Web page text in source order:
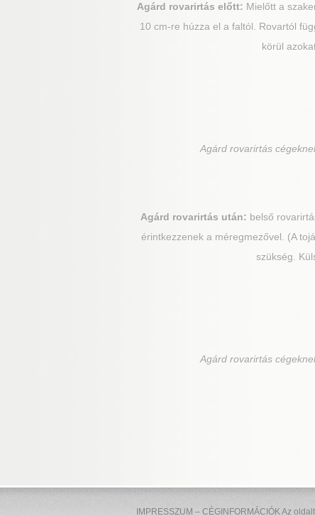
Agárd rovarirtás előtt: Mielőtt a
10 cm-re húzza el a faltól. Rovartól
körül
Agárdrovarirtás
Agárd rovarirtás után: belső
érintkezzenek a méregmezővel. (A
szükség.
Agárdrovarirtás
IMPRESSZUM – CÉGINFORMÁCIÓK Az